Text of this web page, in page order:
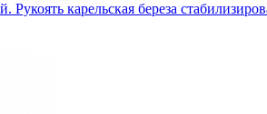
карельская береза